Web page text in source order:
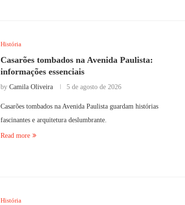
História
Casarões tombados na Avenida Paulista:
informações essenciais
by Camila Oliveira 5 de agosto de 2026
Casarões tombados na Avenida Paulista guardam histórias
fascinantes e arquitetura deslumbrante.
Read more
História